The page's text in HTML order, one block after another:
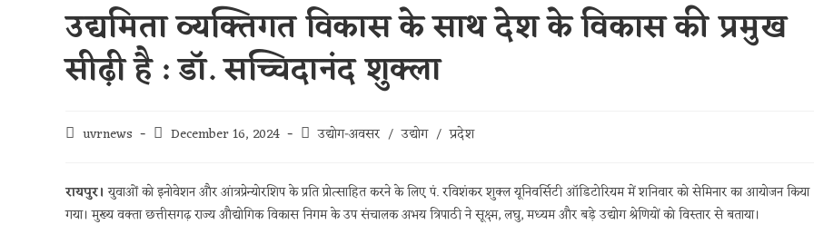
उद्यमिता व्यक्तिगत विकास के साथ देश के विकास की प्रमुख
सीढ़ी है : डॉ. सच्चिदानंद शुक्ला
uvrnews December 16, 2024 उद्योग-अवसर / उद्योग / प्रदेश
रायपुर।युवाओं को इनोवेशन और आंत्रप्रेन्योरशिप के प्रति प्रोत्साहित करने के लिए पं. रविशंकर शुक्ल यूनिवर्सिटी ऑडिटोरियम में शनिवार को सेमिनार का आयोजन किया
गया। मुख्य वक्ता छत्तीसगढ़ राज्य औद्योगिक विकास निगम के उप संचालक अभय त्रिपाठी ने सूक्ष्म, लघु, मध्यम और बड़े उद्योग श्रेणियों को विस्तार से बताया।